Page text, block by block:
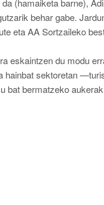
(hamaiketa barne),
behar gabe.
eta AA Sortzaileko
eskaintzen du modu
hainbat sektoretan
bat bermatzeko